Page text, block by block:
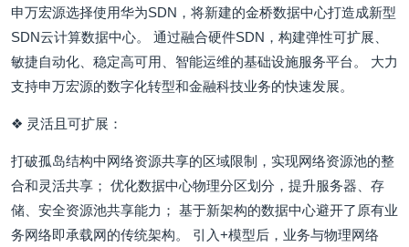
申万宏源选择使用华为SDN，将新建的金桥数据中心打造成新型
SDN云计算数据中心。 通过融合硬件SDN，构建弹性可扩展、
敏捷自动化、稳定高可用、智能运维的基础设施服务平台。 大力
支持申万宏源的数字化转型和金融科技业务的快速发展。
❖ 灵活且可扩展：
打破孤岛结构中网络资源共享的区域限制，实现网络资源池的整
合和灵活共享； 优化数据中心物理分区划分，提升服务器、存
储、安全资源池共享能力； 基于新架构的数据中心避开了原有业
务网络即承载网的传统架构。 引入+模型后，业务与物理网络